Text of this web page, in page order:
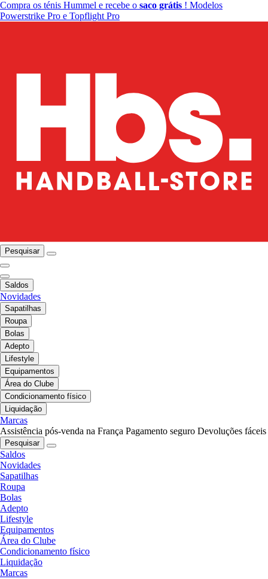
Compra os ténis Hummel e recebe o saco grátis ! Modelos
Powerstrike Pro e Topflight Pro
Pesquisar
Saldos
Novidades
Sapatilhas
Roupa
Bolas
Adepto
Lifestyle
Equipamentos
Área do Clube
Condicionamento físico
Liquidação
Marcas
Assistência pós-venda na França Pagamento seguro Devoluções fáceis
Pesquisar
Saldos
Novidades
Sapatilhas
Roupa
Bolas
Adepto
Lifestyle
Equipamentos
Área do Clube
Condicionamento físico
Liquidação
Marcas